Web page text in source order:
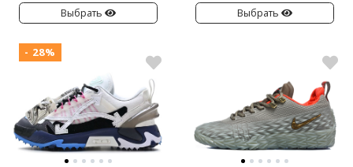
Выбрать Выбрать
- 28%